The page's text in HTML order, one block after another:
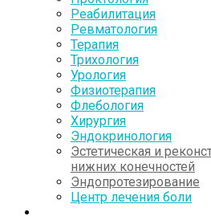
Реабилитация
Ревматология
Терапия
Трихология
Урология
Физиотерапия
Флебология
Хирургия
Эндокринология
Эстетическая и
нижних конечностей
Эндопротезирование
Центр лечения боли